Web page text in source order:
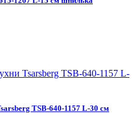
TSB-640-1157 L-30 см